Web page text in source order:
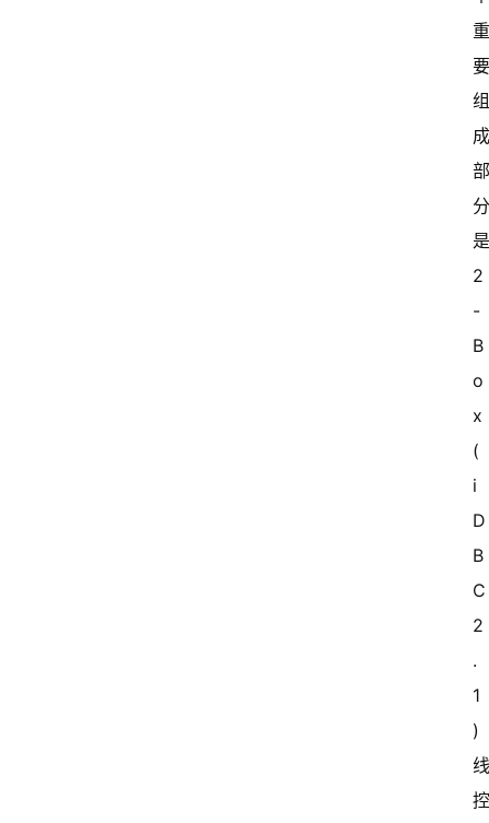
2
-
B
o
x
(
i
D
B
C
2
.
1
)